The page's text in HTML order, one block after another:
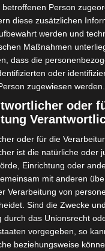
betroffenen Person
diese zusätzlichen
werden und
Maßnahmen
dass die
oder
zugewiesen werden.
oder
oder für die
ist die natürliche oder
Einrichtung oder
mit anderen
Verarbeitung von
Sind die Zwecke
durch das Unionsrecht
vorgegeben, so
beziehungsweise